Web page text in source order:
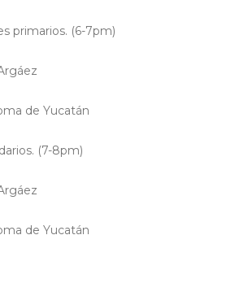
primarios. (6-7pm)
de Yucatán
(7-8pm)
de Yucatán